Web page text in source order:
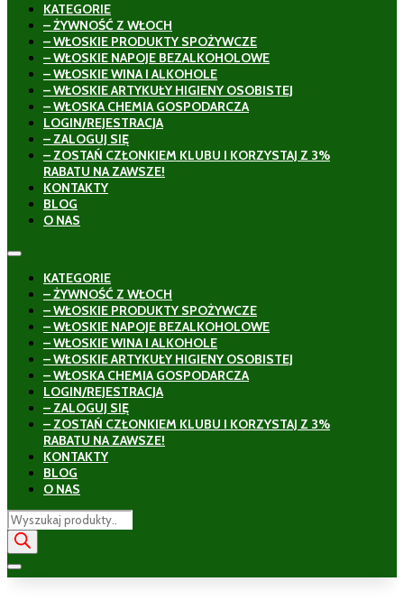
KATEGORIE
– ŻYWNOŚĆ Z WŁOCH
– WŁOSKIE PRODUKTY SPOŻYWCZE
– WŁOSKIE NAPOJE BEZALKOHOLOWE
– WŁOSKIE WINA I ALKOHOLE
– WŁOSKIE ARTYKUŁY HIGIENY OSOBISTEJ
– WŁOSKA CHEMIA GOSPODARCZA
LOGIN/REJESTRACJA
– ZALOGUJ SIĘ
– ZOSTAŃ CZŁONKIEM KLUBU I KORZYSTAJ Z 3%
RABATU NA ZAWSZE!
KONTAKTY
BLOG
O NAS
KATEGORIE
– ŻYWNOŚĆ Z WŁOCH
– WŁOSKIE PRODUKTY SPOŻYWCZE
– WŁOSKIE NAPOJE BEZALKOHOLOWE
– WŁOSKIE WINA I ALKOHOLE
– WŁOSKIE ARTYKUŁY HIGIENY OSOBISTEJ
– WŁOSKA CHEMIA GOSPODARCZA
LOGIN/REJESTRACJA
– ZALOGUJ SIĘ
– ZOSTAŃ CZŁONKIEM KLUBU I KORZYSTAJ Z 3%
RABATU NA ZAWSZE!
KONTAKTY
BLOG
O NAS
Wyszukiwarka
produktów